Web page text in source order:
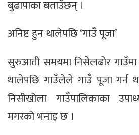
बुढापाका बताउँछन् ।
अनिष्ट हुन थालेपछि ‘गाउँ पूजा’
सुरुआती समयमा निसेलढोर गाउँमा
थालेपछि गाउँलेले गाउँ पूजा गर्न
निसीखोला गाउँपालिकाका
मगरको भनाइ छ ।